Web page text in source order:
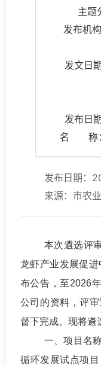
主题
发布机
发文日
发布日
发布日期：
来源：市农
本次遴选评
龙虾产业发展促进
布公告，至2026年
公司的资料，评审
督下完成。 现将遴
一、项目名
循环发展试点项目